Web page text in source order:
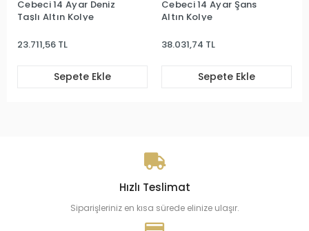
Cebeci 14 Ayar Deniz
Taşlı Altın Kolye
23.711,56 TL
Sepete Ekle
Cebeci 14 Ayar Şans
Altın Kolye
38.031,74 TL
Sepete Ekle
Hızlı Teslimat
Siparişleriniz en kısa sürede elinize ulaşır.